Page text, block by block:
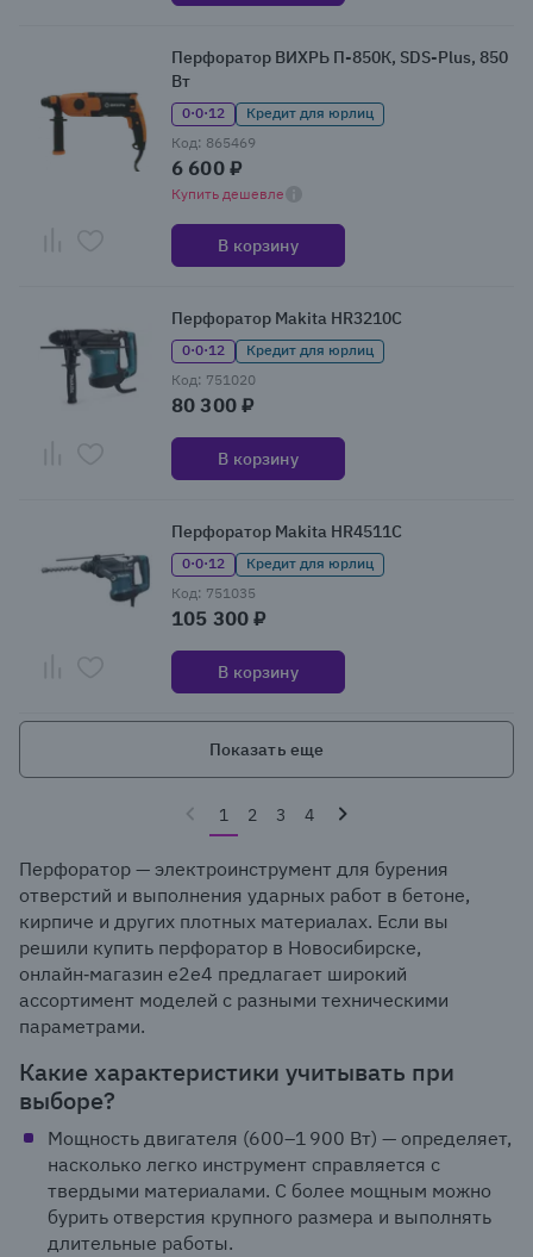
Перфоратор ВИХРЬ П-850К, SDS-Plus, 850
Вт
0·0·12
Кредит для юрлиц
Код: 865469
6 600 ₽
Купить дешевле
В корзину
Перфоратор Makita HR3210C
0·0·12
Кредит для юрлиц
Код: 751020
80 300 ₽
В корзину
Перфоратор Makita HR4511C
0·0·12
Кредит для юрлиц
Код: 751035
105 300 ₽
В корзину
Показать еще
1 2 3 4
Перфоратор — электроинструмент для бурения
отверстий и выполнения ударных работ в бетоне,
кирпиче и других плотных материалах. Если вы
решили купить перфоратор в Новосибирске,
онлайн‑магазин e2e4 предлагает широкий
ассортимент моделей с разными техническими
параметрами.
Какие характеристики учитывать при
выборе?
Мощность двигателя (600–1 900 Вт) — определяет,
насколько легко инструмент справляется с
твердыми материалами. С более мощным можно
бурить отверстия крупного размера и выполнять
длительные работы.